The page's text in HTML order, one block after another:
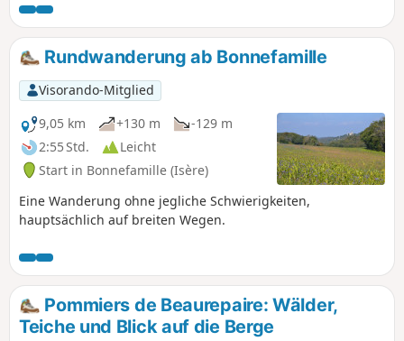
Durchquerung von Roche durch den Wald, wo Sie
die Steine mit Schalensteinen von Roche
entdecken können.
Rundwanderung ab Bonnefamille
Visorando-Mitglied
9,05 km
+130 m
-129 m
2:55 Std.
Leicht
Start in Bonnefamille (Isère)
Eine Wanderung ohne jegliche Schwierigkeiten,
hauptsächlich auf breiten Wegen.
Pommiers de Beaurepaire: Wälder,
Teiche und Blick auf die Berge